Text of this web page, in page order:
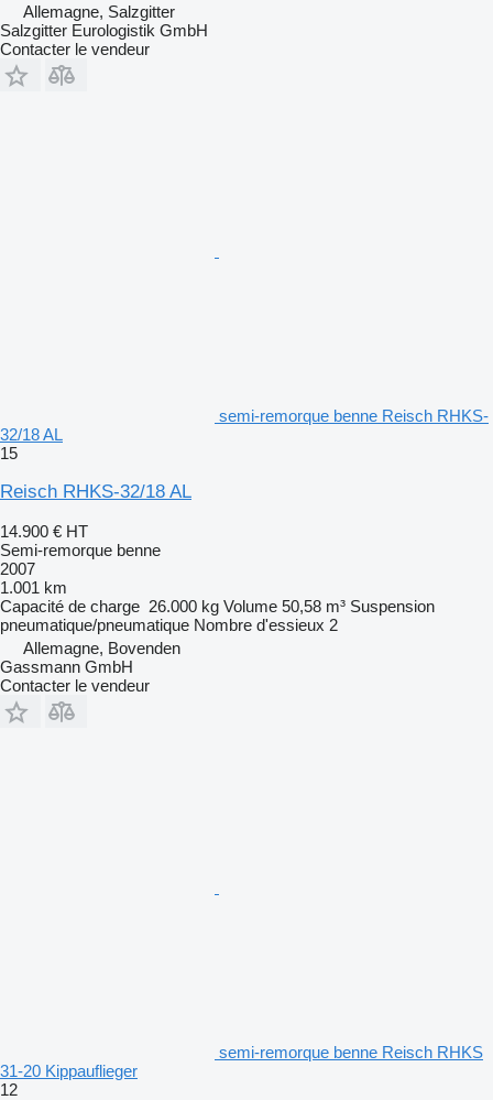
Allemagne, Salzgitter
Salzgitter Eurologistik GmbH
Contacter le vendeur
semi-remorque benne Reisch RHKS-
32/18 AL
15
Reisch RHKS-32/18 AL
14.900 € HT
Semi-remorque benne
2007
1.001 km
Capacité de charge 26.000 kg Volume 50,58 m³ Suspension
pneumatique/pneumatique Nombre d'essieux 2
Allemagne, Bovenden
Gassmann GmbH
Contacter le vendeur
semi-remorque benne Reisch RHKS
31-20 Kippauflieger
12